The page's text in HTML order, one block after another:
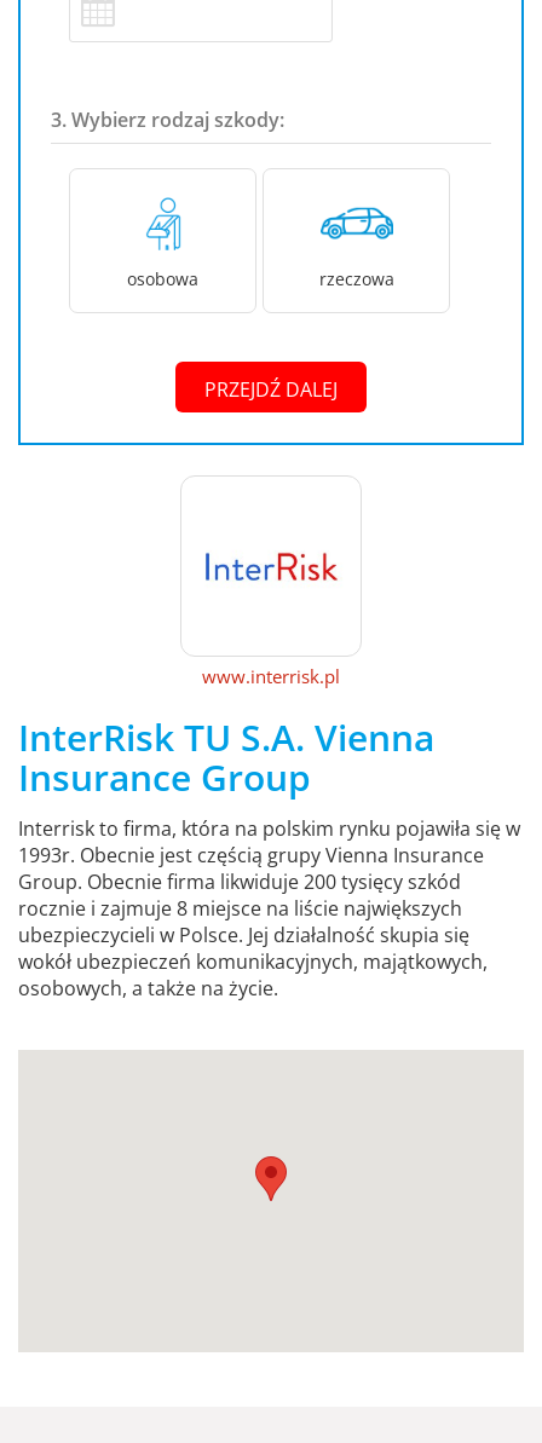
3. Wybierz rodzaj szkody:
osobowa rzeczowa
PRZEJDŹ DALEJ
www.interrisk.pl
InterRisk TU S.A. Vienna
Insurance Group
Interrisk to firma, która na polskim rynku pojawiła się w
1993r. Obecnie jest częścią grupy Vienna Insurance
Group. Obecnie firma likwiduje 200 tysięcy szkód
rocznie i zajmuje 8 miejsce na liście największych
ubezpieczycieli w Polsce. Jej działalność skupia się
wokół ubezpieczeń komunikacyjnych, majątkowych,
osobowych, a także na życie.